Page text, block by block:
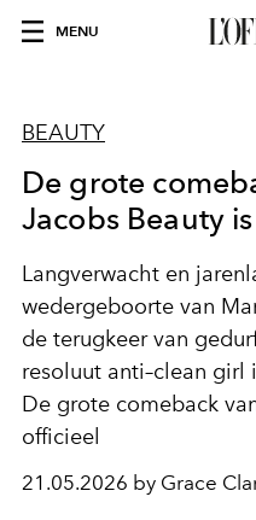
MENU
BEAUTY
De grote
Jacobs Beauty
Langverwacht en
wedergeboorte van
de terugkeer van
resoluut anti–clean girl
De grote comeback
officieel
21.05.2026 by Grace